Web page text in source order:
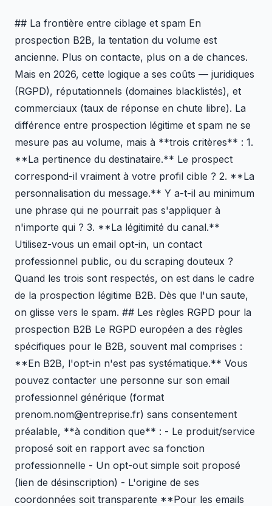
## La frontière entre ciblage et spam En
prospection B2B, la tentation du volume est
ancienne. Plus on contacte, plus on a de chances.
Mais en 2026, cette logique a ses coûts — juridiques
(RGPD), réputationnels (domaines blacklistés), et
commerciaux (taux de réponse en chute libre). La
différence entre prospection légitime et spam ne se
mesure pas au volume, mais à **trois critères** : 1.
**La pertinence du destinataire.** Le prospect
correspond-il vraiment à votre profil cible ? 2. **La
personnalisation du message.** Y a-t-il au minimum
une phrase qui ne pourrait pas s'appliquer à
n'importe qui ? 3. **La légitimité du canal.**
Utilisez-vous un email opt-in, un contact
professionnel public, ou du scraping douteux ?
Quand les trois sont respectés, on est dans le cadre
de la prospection légitime B2B. Dès que l'un saute,
on glisse vers le spam. ## Les règles RGPD pour la
prospection B2B Le RGPD européen a des règles
spécifiques pour le B2B, souvent mal comprises :
**En B2B, l'opt-in n'est pas systématique.** Vous
pouvez contacter une personne sur son email
professionnel générique (format
prenom.nom@entreprise.fr) sans consentement
préalable, **à condition que** : - Le produit/service
proposé soit en rapport avec sa fonction
professionnelle - Un opt-out simple soit proposé
(lien de désinscription) - L'origine de ses
coordonnées soit transparente **Pour les emails